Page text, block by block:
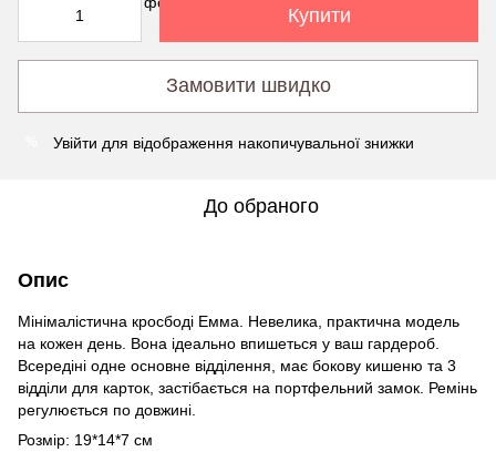
Купити
Замовити швидко
Увійти для відображення накопичувальної знижки
До обраного
Опис
Мінімалістична кросбоді Емма. Невелика, практична модель
на кожен день. Вона ідеально впишеться у ваш гардероб.
Всередіні одне основне відділення, має бокову кишеню та 3
відділи для карток, застібається на портфельний замок. Ремінь
регулюється по довжині.
Розмір: 19*14*7 см